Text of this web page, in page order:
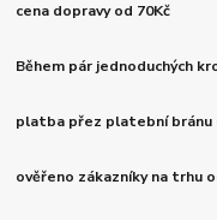
cena dopravy od 70Kč
Během pár jednoduchých
platba přez platební bránu
ověřeno zákazníky na trhu